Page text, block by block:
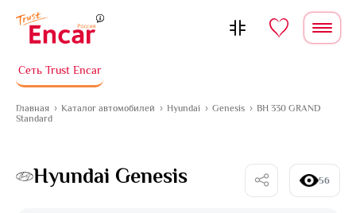
Сеть Trust Encar
Главная Каталог автомобилей Hyundai Genesis
BH 330 GRAND
Standard
Hyundai Genesis 56